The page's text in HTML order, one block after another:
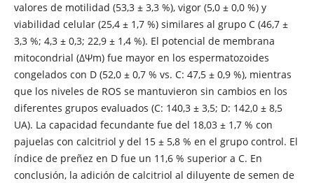
valores de motilidad (53,3 ± 3,3 %), vigor (5,0 ± 0,0 %) y
viabilidad celular (25,4 ± 1,7 %) similares al grupo C (46,7 ±
3,3 %; 4,3 ± 0,3; 22,9 ± 1,4 %). El potencial de membrana
mitocondrial (ΔΨm) fue mayor en los espermatozoides
congelados con D (52,0 ± 0,7 % vs. C: 47,5 ± 0,9 %), mientras
que los niveles de ROS se mantuvieron sin cambios en los
diferentes grupos evaluados (C: 140,3 ± 3,5; D: 142,0 ± 8,5
UA). La capacidad fecundante fue del 18,03 ± 1,7 % con
pajuelas con calcitriol y del 15 ± 5,8 % en el grupo control. El
índice de preñez en D fue un 11,6 % superior a C. En
conclusión, la adición de calcitriol al diluyente de semen de